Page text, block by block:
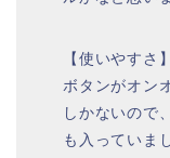
【使いやすさ】
ボタンがオン
しかないので
も入っていま